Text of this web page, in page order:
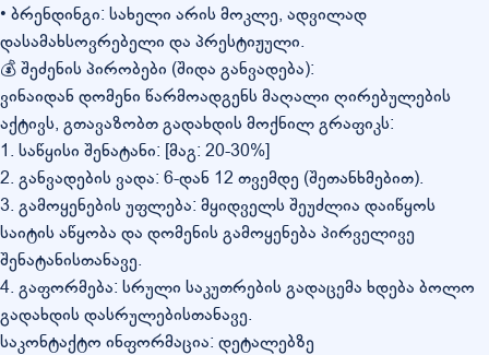
• ბრენდინგი: სახელი არის მოკლე, ადვილად
დასამახსოვრებელი და პრესტიჟული.
💰 შეძენის პირობები (შიდა განვადება):
ვინაიდან დომენი წარმოადგენს მაღალი ღირებულების
აქტივს, გთავაზობთ გადახდის მოქნილ გრაფიკს:
1. საწყისი შენატანი: [მაგ: 20-30%]
2. განვადების ვადა: 6-დან 12 თვემდე (შეთანხმებით).
3. გამოყენების უფლება: მყიდველს შეუძლია დაიწყოს
საიტის აწყობა და დომენის გამოყენება პირველივე
შენატანისთანავე.
4. გაფორმება: სრული საკუთრების გადაცემა ხდება ბოლო
გადახდის დასრულებისთანავე.
საკონტაქტო ინფორმაცია: დეტალებზე